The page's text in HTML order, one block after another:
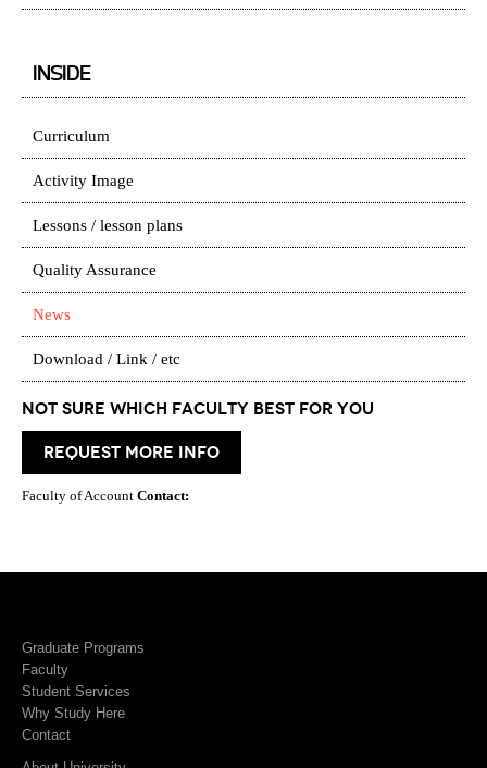
INSIDE
Curriculum
Activity Image
Lessons / lesson plans
Quality Assurance
News
Download / Link / etc
Not Sure which Faculty best for you
request more info
Faculty of Account Contact:
Graduate Programs
Faculty
Student Services
Why Study Here
Contact